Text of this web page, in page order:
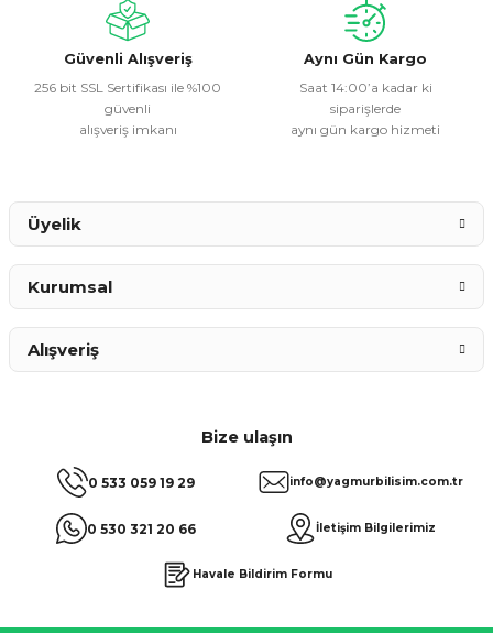
Ürün fiyatı diğer sitelerden daha pahalı.
Bu ürüne benzer farklı alternatifler olmalı.
Güvenli Alışveriş
256 bit SSL Sertifikası ile %100
güvenli
alışveriş imkanı
Aynı Gün Kargo
Saat 14:00’a kadar ki
siparişlerde
aynı gün kargo hizmeti
Bize ulaşın
0 533 059 19 29
0 530 321 20 66
info@yagmurbilisim.com.tr
İletişim Bilgilerimiz
Havale Bildirim Formu
Üyelik
Kurumsal
Alışveriş